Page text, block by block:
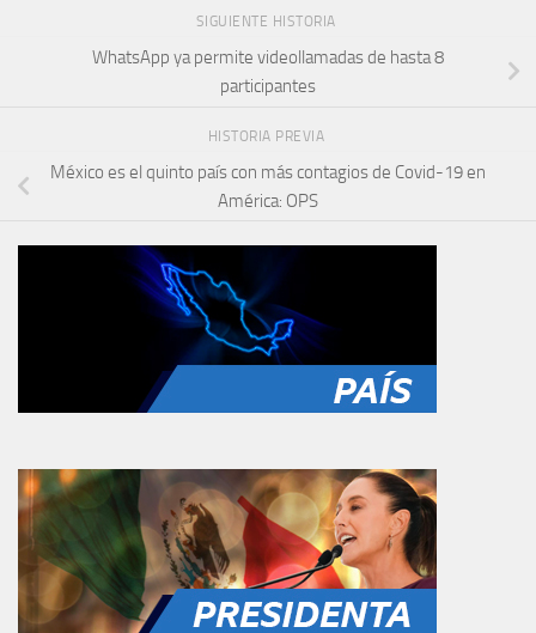
SIGUIENTE HISTORIA
WhatsApp ya permite videollamadas de hasta 8
participantes
HISTORIA PREVIA
México es el quinto país con más contagios de Covid-19 en
América: OPS